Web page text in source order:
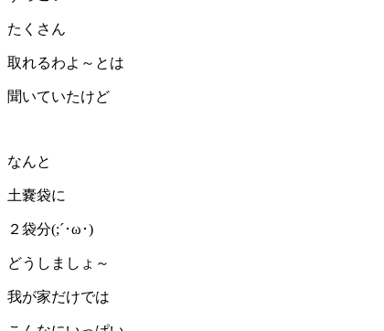
たくさん
取れるわよ～とは
聞いていたけど
なんと
土嚢袋に
２袋分(;´･ω･)
どうしましょ～
我が家だけでは